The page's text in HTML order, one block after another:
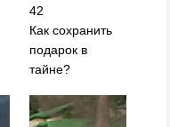
42
Как сохранить
подарок в
тайне?